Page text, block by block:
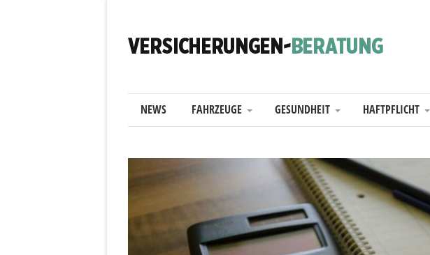
NEWS FAHRZEUGE GESUNDHEIT HAFTPFLICHT